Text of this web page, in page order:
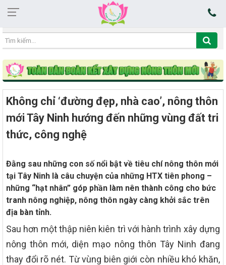
02:38:05 07/08/2026
Không chỉ ‘đường đẹp, nhà cao’, nông thôn
mới Tây Ninh hướng đến những vùng đất tri
thức, công nghệ
Đằng sau những con số nổi bật về tiêu chí nông thôn mới
tại Tây Ninh là câu chuyện của những HTX tiên phong –
những “hạt nhân” góp phần làm nên thành công cho bức
tranh nông nghiệp, nông thôn ngày càng khởi sắc trên
địa bàn tỉnh.
Sau hơn một thập niên kiên trì với hành trình xây dựng
nông thôn mới, diện mạo nông thôn Tây Ninh đang
thay đổi rõ nét. Từ vùng biên giới còn nhiều khó khăn,